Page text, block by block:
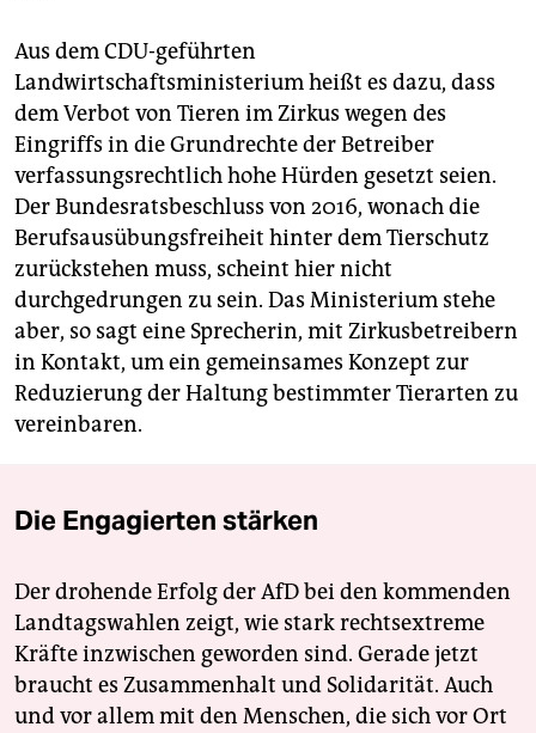
Aus dem CDU-geführten
Landwirtschaftsministerium heißt es dazu, dass
dem Verbot von Tieren im Zirkus wegen des
Eingriffs in die Grundrechte der Betreiber
verfassungsrechtlich hohe Hürden gesetzt seien.
Der Bundesratsbeschluss von 2016, wonach die
Berufsausübungsfreiheit hinter dem Tierschutz
zurückstehen muss, scheint hier nicht
durchgedrungen zu sein. Das Ministerium stehe
aber, so sagt eine Sprecherin, mit Zirkusbetreibern
in Kontakt, um ein gemeinsames Konzept zur
Reduzierung der Haltung bestimmter Tierarten zu
vereinbaren.
Die Engagierten stärken
Der drohende Erfolg der AfD bei den kommenden
Landtagswahlen zeigt, wie stark rechtsextreme
Kräfte inzwischen geworden sind. Gerade jetzt
braucht es Zusammenhalt und Solidarität. Auch
und vor allem mit den Menschen, die sich vor Ort